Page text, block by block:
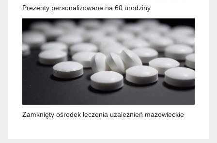
Prezenty personalizowane na 60 urodziny
Zamknięty ośrodek leczenia uzależnień mazowieckie